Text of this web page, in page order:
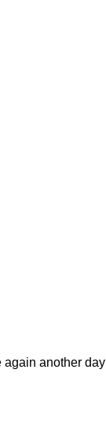
again another day